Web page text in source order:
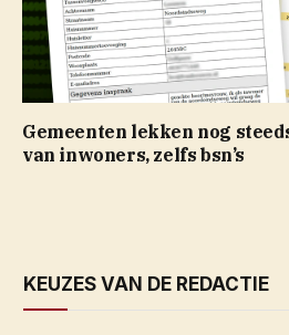
Gemeenten lekken nog
van inwoners, zelfs bsn’s
KEUZES VAN DE REDACTIE